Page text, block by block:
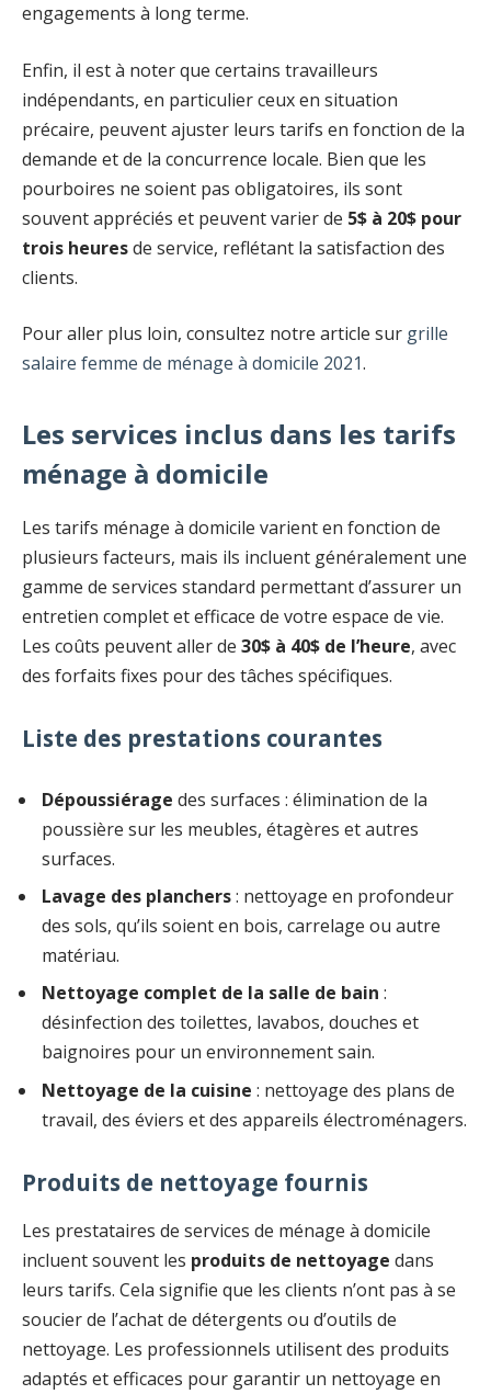
engagements à long terme.
Enfin, il est à noter que certains travailleurs
indépendants, en particulier ceux en situation
précaire, peuvent ajuster leurs tarifs en fonction de la
demande et de la concurrence locale. Bien que les
pourboires ne soient pas obligatoires, ils sont
souvent appréciés et peuvent varier de 5$ à 20$ pour
trois heuresde service, reflétant la satisfaction des
clients.
Pour aller plus loin, consultez notre article sur grille
salaire femme de ménage à domicile 2021.
Les services inclus dans les tarifs
ménage à domicile
Les tarifs ménage à domicile varient en fonction de
plusieurs facteurs, mais ils incluent généralement une
gamme de services standard permettant d’assurer un
entretien complet et efficace de votre espace de vie.
Les coûts peuvent aller de 30$ à 40$ de l’heure, avec
des forfaits fixes pour des tâches spécifiques.
Liste des prestations courantes
Dépoussiérage des surfaces : élimination de la
poussière sur les meubles, étagères et autres
surfaces.
Lavage des planchers: nettoyage en profondeur
des sols, qu’ils soient en bois, carrelage ou autre
matériau.
Nettoyage complet de la salle de bain :
désinfection des toilettes, lavabos, douches et
baignoires pour un environnement sain.
Nettoyage de la cuisine : nettoyage des plans de
travail, des éviers et des appareils électroménagers.
Produits de nettoyage fournis
Les prestataires de services de ménage à domicile
incluent souvent les produits de nettoyage dans
leurs tarifs. Cela signifie que les clients n’ont pas à se
soucier de l’achat de détergents ou d’outils de
nettoyage. Les professionnels utilisent des produits
adaptés et efficaces pour garantir un nettoyage en